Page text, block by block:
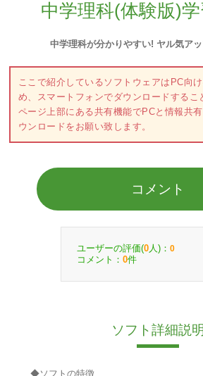
中学理科(体験版)
中学理科が分かりやすい! ヤル気ア
ここで紹介しているソフトウェアはPC向
め、スマートフォンでダウンロードするこ
ページ上部にある共有機能でPCと情報共
ウンロードをお願い致します。
コメント
ユーザーの評価(0 人)： 0
コメント： 0件
ソフト詳細説明
◆ソフトの特徴